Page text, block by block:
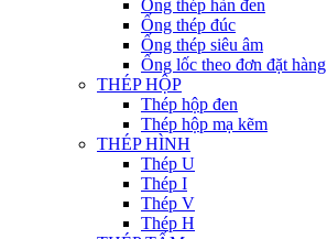
Ống thép hàn đen
Ống thép đúc
Ống thép siêu âm
Ống lốc theo đơn đặt hàng
THÉP HỘP
Thép hộp đen
Thép hộp mạ kẽm
THÉP HÌNH
Thép U
Thép I
Thép V
Thép H